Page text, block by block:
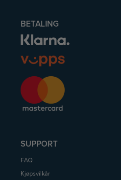
BETALING
SUPPORT
FAQ
Kjøpsvilkår